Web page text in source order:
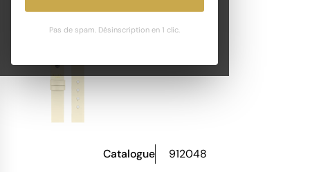
Pas de spam. Désinscription en 1 clic.
Catalogue 912048